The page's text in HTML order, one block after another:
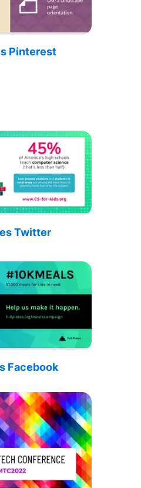
Pinterest
Twitter
Facebook